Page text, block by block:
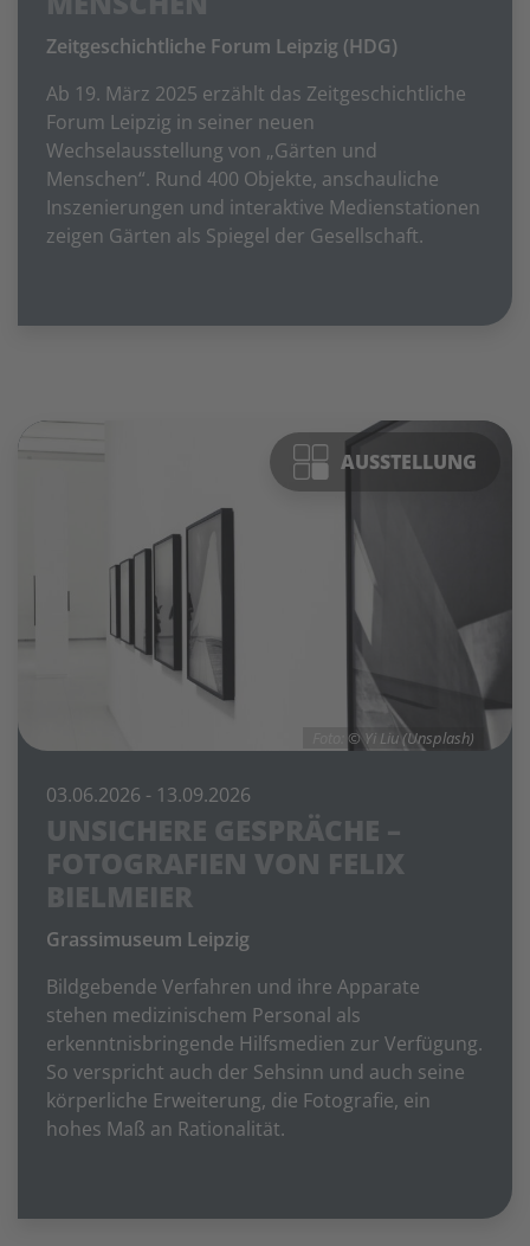
Zeitgeschichtliche Forum Leipzig (HDG)
Ab 19. März 2025 erzählt das Zeitgeschichtliche
Forum Leipzig in seiner neuen
Wechselausstellung von „Gärten und
Menschen“. Rund 400 Objekte, anschauliche
Inszenierungen und interaktive Medienstationen
zeigen Gärten als Spiegel der Gesellschaft.
AUSSTELLUNG
Foto: © Yi Liu (Unsplash)
03.06.2026 - 13.09.2026
UNSICHERE GESPRÄCHE –
FOTOGRAFIEN VON FELIX
BIELMEIER
Grassimuseum Leipzig
Bildgebende Verfahren und ihre Apparate
stehen medizinischem Personal als
erkenntnisbringende Hilfsmedien zur Verfügung.
So verspricht auch der Sehsinn und auch seine
körperliche Erweiterung, die Fotografie, ein
hohes Maß an Rationalität.